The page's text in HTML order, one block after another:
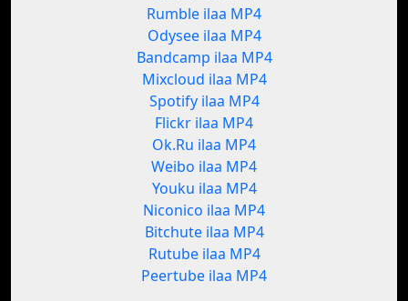
Rumble ilaa MP4
Odysee ilaa MP4
Bandcamp ilaa MP4
Mixcloud ilaa MP4
Spotify ilaa MP4
Flickr ilaa MP4
Ok.Ru ilaa MP4
Weibo ilaa MP4
Youku ilaa MP4
Niconico ilaa MP4
Bitchute ilaa MP4
Rutube ilaa MP4
Peertube ilaa MP4